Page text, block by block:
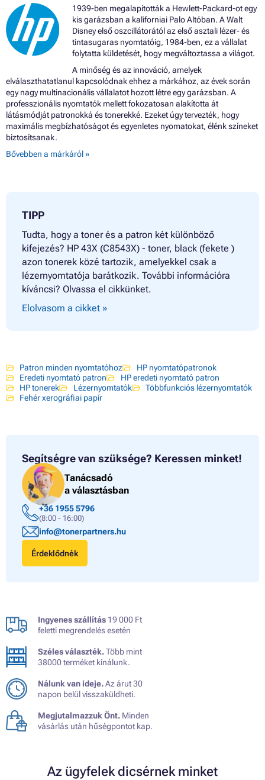
1939-ben megalapították a Hewlett-Packard-ot egy
kis garázsban a kaliforniai Palo Altóban. A Walt
Disney első oszcillátorától az első asztali lézer- és
tintasugaras nyomtatóig, 1984-ben, ez a vállalat
folytatta küldetését, hogy megváltoztassa a világot.
A minőség és az innováció, amelyek
elválaszthatatlanul kapcsolódnak ehhez a márkához, az évek során
egy nagy multinacionális vállalatot hozott létre egy garázsban. A
professzionális nyomtatók mellett fokozatosan alakította át
látásmódját patronokká és tonerekké. Ezeket úgy tervezték, hogy
maximális megbízhatóságot és egyenletes nyomatokat, élénk színeket
biztosítsanak.
Bővebben a márkáról »
TIPP
Tudta, hogy a toner és a patron két különböző
kifejezés? HP 43X (C8543X) - toner, black (fekete )
azon tonerek közé tartozik, amelyekkel csak a
lézernyomtatója barátkozik. További információra
kíváncsi? Olvassa el cikkünket.
Elolvasom a cikket »
Patron minden nyomtatóhoz
HP nyomtatópatronok
Eredeti nyomtató patron
HP eredeti nyomtató patron
HP tonerek
Lézernyomtatók
Többfunkciós lézernyomtatók
Fehér xerográfiai papír
Segítségre van szüksége? Keressen minket!
Tanácsadó
a választásban
+36 1955 5796
(8:00 - 16:00)
info@tonerpartners.hu
Érdeklődnék
Ingyenes szállítás 19 000 Ft
feletti megrendelés esetén
Széles választék.Több mint
38000 terméket kínálunk.
Nálunk van ideje.Az árut 30
napon belül visszaküldheti.
Megjutalmazzuk Önt. Minden
vásárlás után hűségpontot kap.
Az ügyfelek dicsérnek minket